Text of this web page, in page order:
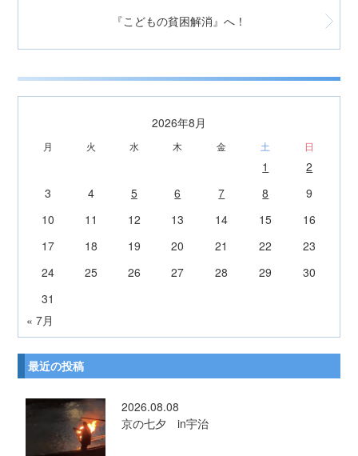
『こどもの貧困解消』へ！
2026年8月
月 火 水 木 金 土 日
1
2
3
4 5 6 7 8
9
10
11 12 13 14 15
16
17
18 19 20 21 22
23
24
25 26 27 28 29
30
31
« 7月
最近の投稿
2026.08.08
京の七夕 in宇治